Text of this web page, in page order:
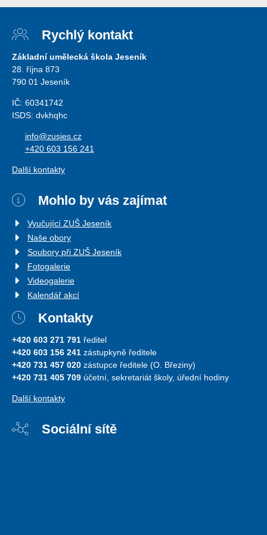
Rychlý kontakt
Základní umělecká škola Jeseník
28. října 873
790 01 Jeseník
IČ: 60341742
ISDS: dvkhqhc
info@zusjes.cz
+420 603 156 241
Další kontakty
Mohlo by vás zajímat
Vyučující ZUŠ Jeseník
Naše obory
Soubory při ZUŠ Jeseník
Fotogalerie
Videogalerie
Kalendář akcí
Kontakty
+420 603 271 791 ředitel
+420 603 156 241 zástupkyně ředitele
+420 731 457 020 zástupce ředitele (O. Březiny)
+420 731 405 709 účetní, sekretariát školy, úřední hodiny
Další kontakty
Sociální sítě